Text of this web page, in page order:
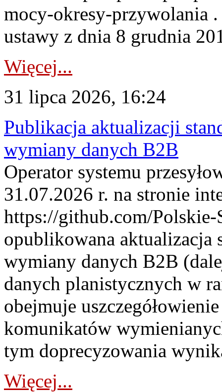
mocy-okresy-przywolania
ustawy z dnia 8 grudnia
Więcej...
31 lipca 2026, 16:24
Publikacja aktualizacji
wymiany danych B2B
Operator systemu
31.07.2026 r. na stronie
https://github.com/Polskie-
opublikowana aktualizacja
wymiany danych B2B
danych planistycznych w
obejmuje
komunikatów
tym doprecyzowania
Więcej...